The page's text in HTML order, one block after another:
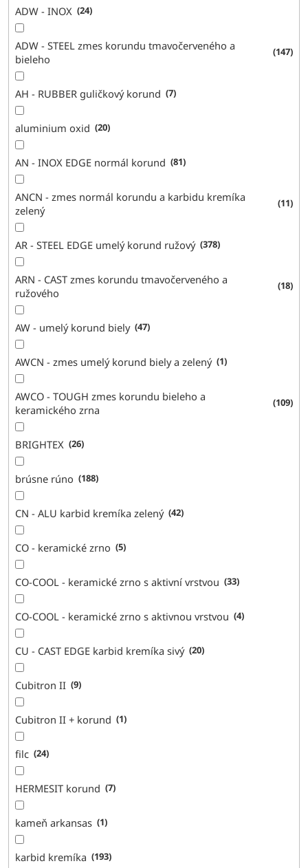
ADW - INOX 24
ADW - STEEL zmes korundu tmavočerveného a
bieleho
147
AH - RUBBER guličkový korund 7
aluminium oxid 20
AN - INOX EDGE normál korund 81
ANCN - zmes normál korundu a karbidu kremíka
zelený
11
AR - STEEL EDGE umelý korund ružový 378
ARN - CAST zmes korundu tmavočerveného a
ružového
18
AW - umelý korund biely 47
AWCN - zmes umelý korund biely a zelený 1
AWCO - TOUGH zmes korundu bieleho a
keramického zrna
109
BRIGHTEX 26
brúsne rúno 188
CN - ALU karbid kremíka zelený 42
CO - keramické zrno 5
CO-COOL - keramické zrno s aktivní vrstvou 33
CO-COOL - keramické zrno s aktivnou vrstvou 4
CU - CAST EDGE karbid kremíka sivý 20
Cubitron II 9
Cubitron II + korund 1
filc 24
HERMESIT korund 7
kameň arkansas 1
karbid kremíka 193